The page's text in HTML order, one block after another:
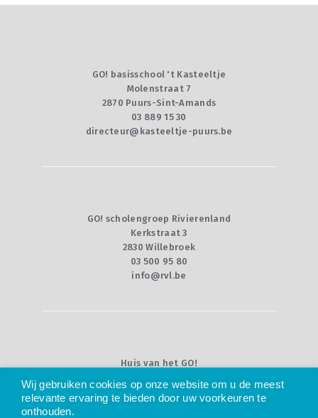
GO! basisschool 't Kasteeltje
Molenstraat 7
2870 Puurs-Sint-Amands
03 889 15 30
directeur@kasteeltje-puurs.be
GO! scholengroep Rivierenland
Kerkstraat 3
2830 Willebroek
03 500 95 80
info@rvl.be
Huis van het GO!
1000 Brussel
Wij gebruiken cookies op onze website om u de meest
relevante ervaring te bieden door uw voorkeuren te
onthouden.